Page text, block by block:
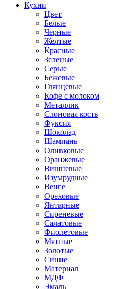
Кухни
Цвет
Белые
Черные
Желтые
Красные
Зеленые
Серые
Бежевые
Глянцевые
Кофе с молоком
Металлик
Слоновая кость
Фуксия
Шоколад
Шампань
Оливковые
Оранжевые
Вишневые
Изумрудные
Венге
Ореховые
Янтарные
Сиреневые
Салатовые
Фиолетовые
Мятные
Золотые
Синие
Материал
МДФ
Эмаль